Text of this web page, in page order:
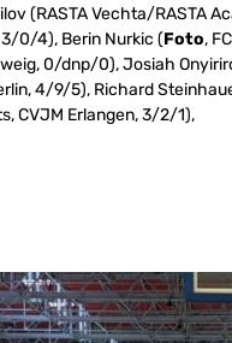
(RASTA Vechta/RASTA
0/4), Berin Nurkic (Foto,
0/dnp/0), Josiah
4/9/5), Richard
CVJM Erlangen, 3/2/1),